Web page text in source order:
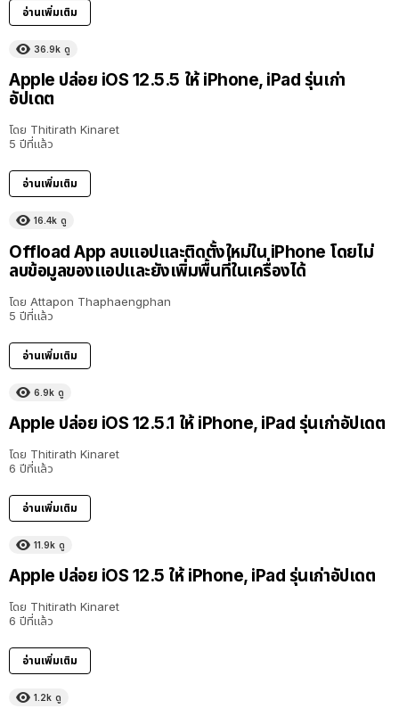
อ่านเพิ่มเติม
36.9k ดู
Apple ปล่อย iOS 12.5.5 ให้ iPhone, iPad รุ่นเก่า
อัปเดต
โดย Thitirath Kinaret
5 ปีที่แล้ว
อ่านเพิ่มเติม
16.4k ดู
Offload App ลบแอปและติดตั้งใหม่ใน iPhone โดยไม่
ลบข้อมูลของแอปและยังเพิ่มพื้นที่ในเครื่องได้
โดย Attapon Thaphaengphan
5 ปีที่แล้ว
อ่านเพิ่มเติม
6.9k ดู
Apple ปล่อย iOS 12.5.1 ให้ iPhone, iPad รุ่นเก่าอัปเดต
โดย Thitirath Kinaret
6 ปีที่แล้ว
อ่านเพิ่มเติม
11.9k ดู
Apple ปล่อย iOS 12.5 ให้ iPhone, iPad รุ่นเก่าอัปเดต
โดย Thitirath Kinaret
6 ปีที่แล้ว
อ่านเพิ่มเติม
1.2k ดู